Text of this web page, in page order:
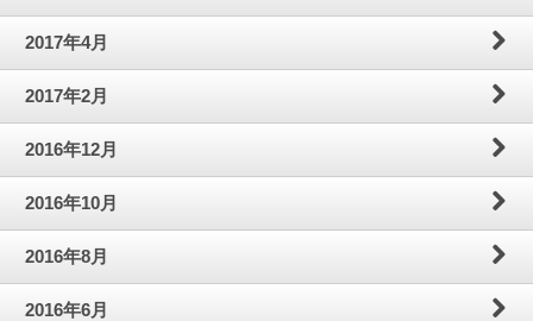
2017年4月
2017年2月
2016年12月
2016年10月
2016年8月
2016年6月